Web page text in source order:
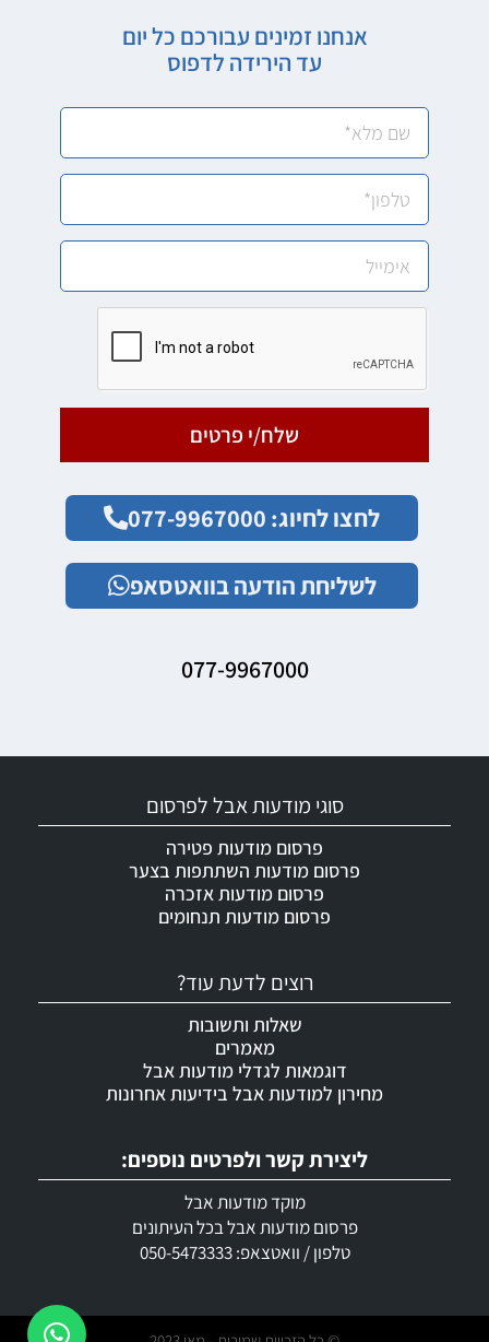
אנחנו זמינים עבורכם כל יום
עד הירידה לדפוס
שלח/י פרטים
לחצו לחיוג: 077-9967000
לשליחת הודעה בוואטסאפ
077-9967000
ליצירת קשר ולפרטים נוספים:
מוקד מודעות אבל
פרסום מודעות אבל בכל העיתונים
טלפון / וואטצאפ: 050-5473333
רוצים לדעת עוד?
שאלות ותשובות
מאמרים
דוגמאות לגדלי מודעות אבל
מחירון למודעות אבל בידיעות אחרונות
סוגי מודעות אבל לפרסום
פרסום מודעות פטירה
פרסום מודעות השתתפות בצער
פרסום מודעות אזכרה
פרסום מודעות תנחומים